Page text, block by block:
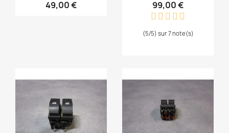
49,00 € 99,00 €
(5/5) sur 7 note(s)